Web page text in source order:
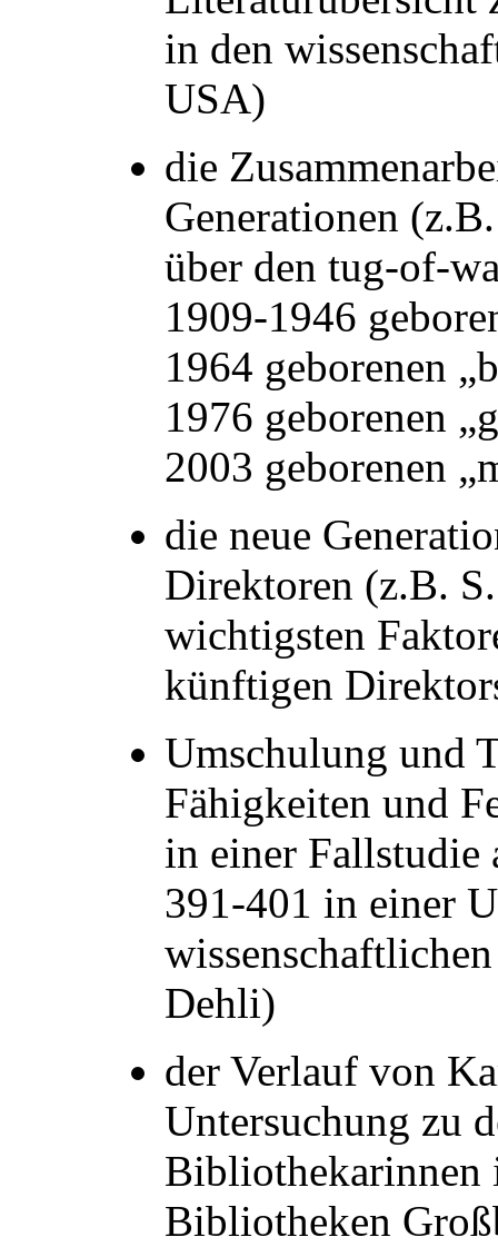
in den
USA)
die
Generationen
über den tug-of-
1909-1946
1964 geborenen
1976 geborenen
2003 geborenen
die neue
Direktoren (z.B.
wichtigsten
künftigen
Umschulung und
Fähigkeiten und
in einer Fallstudie
391-401 in einer
Dehli)
der Verlauf von
Untersuchung zu
Bibliothekarinnen
Bibliotheken